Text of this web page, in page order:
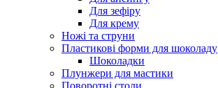
Для зефіру
Для крему
Ножі та струни
Пластикові форми для шоколаду
Шоколадки
Плунжери для мастики
Поворотні столи